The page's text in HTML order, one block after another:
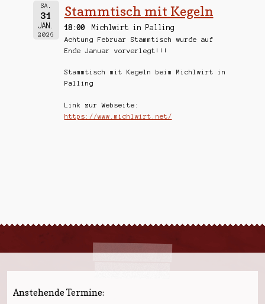
SA.
31
JAN.
2026
Stammtisch mit Kegeln
18:00 Michlwirt in Palling
Achtung Februar Stammtisch wurde auf
Ende Januar vorverlegt!!!
Stammtisch mit Kegeln beim Michlwirt in
Palling
Link zur Webseite:
https://www.michlwirt.net/
Anstehende Termine: